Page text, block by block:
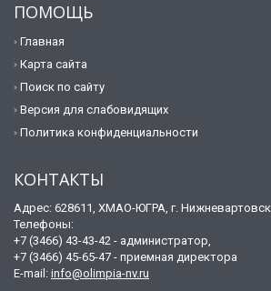
ПОМОЩЬ
Главная
Карта сайта
Поиск по сайту
Версия для слабовидящих
Политика конфиденциальности
КОНТАКТЫ
Адрес: 628611, ХМАО-ЮГРА, г.
Телефоны:
+7 (3466) 43-43-42 - администратор,
+7 (3466) 45-65-47 - приемная директора
E-mail: info@olimpia-nv.ru